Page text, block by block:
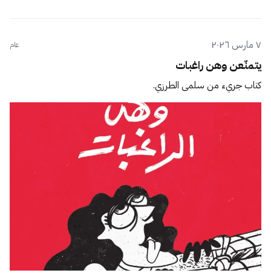
٧ مارس ٢٠٢٦ عام
يتمنّعن وهن راغبات
كتاب جريء من سلمى الطرزي.